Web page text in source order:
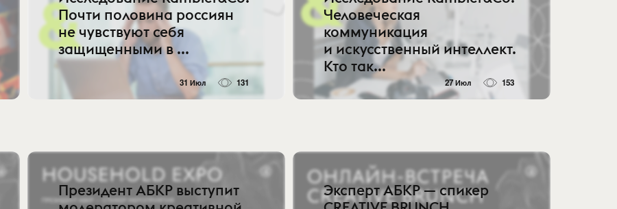
Почти половина россиян
не чувствуют себя
защищенными в ...
31 Июл 131
Человеческая
коммуникация
и искусственный интеллект.
Кто так...
27 Июл 153
Президент АБКР выступит
Эксперт АБКР — спикер